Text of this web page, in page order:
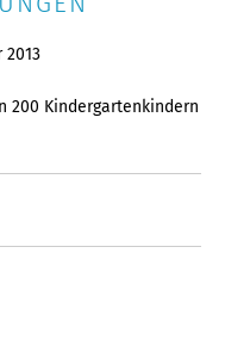
200 Kindergartenkindern